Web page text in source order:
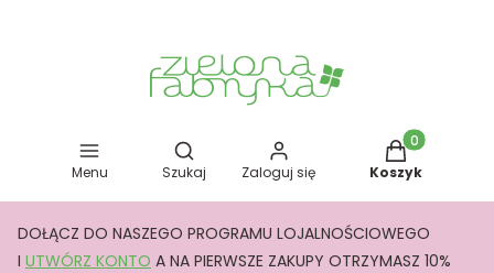
Menu
Otwórz wyszukiwarkę
Szukaj Zaloguj się
Produkty w
Koszyk
DOŁĄCZ DO NASZEGO PROGRAMU LOJALNOŚCIOWEGO
I UTWÓRZ KONTO A NA PIERWSZE ZAKUPY OTRZYMASZ 10%